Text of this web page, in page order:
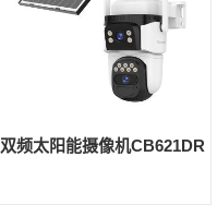
双频太阳能摄像机CB621DR